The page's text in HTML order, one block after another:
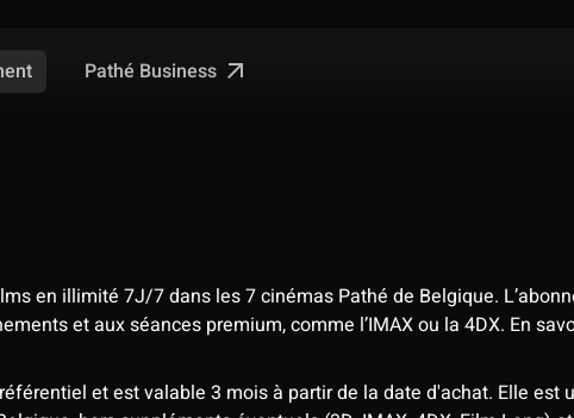
Pathé Business
en illimité 7J/7 dans les 7 cinémas Pathé de Belgique.
et aux séances premium, comme l’IMAX ou la 4DX. En
et est valable 3 mois à partir de la date d'achat. Elle